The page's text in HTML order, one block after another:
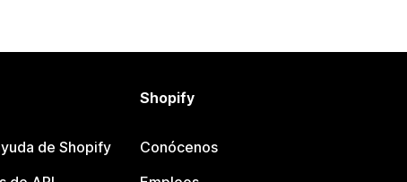
de Shopify
Shopify
Conócenos